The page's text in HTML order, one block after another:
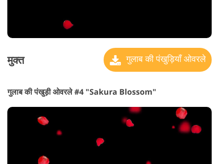
मुक्त गुलाब की पंखुड़ियाँ ओवरले
गुलाब की पंखुड़ी ओवरले #4 "Sakura Blossom"